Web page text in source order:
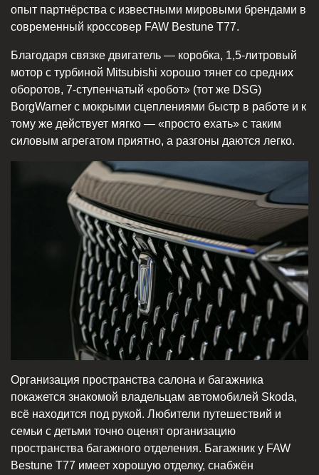
опыт партнёрства с известными мировыми брендами в
современный кроссовер FAW Bestune T77.
Благодаря связке двигатель — коробка, 1,5-литровый
мотор с турбиной Mitsubishi хорошо тянет со средних
оборотов, 7-ступенчатый «робот» (тот же DSG)
BorgWarner с мокрыми сцеплениями быстр в работе и к
тому же действует мягко — «просто ехать» с таким
силовым агрегатом приятно, а разгоны даются легко.
Организация пространства салона и багажника
покажется знакомой владельцам автомобилей Skoda,
всё находится под рукой. Любители путешествий и
семьи с детьми точно оценят организацию
пространства багажного отделения. Багажник у FAW
Bestune Т77 имеет хорошую отделку, снабжён